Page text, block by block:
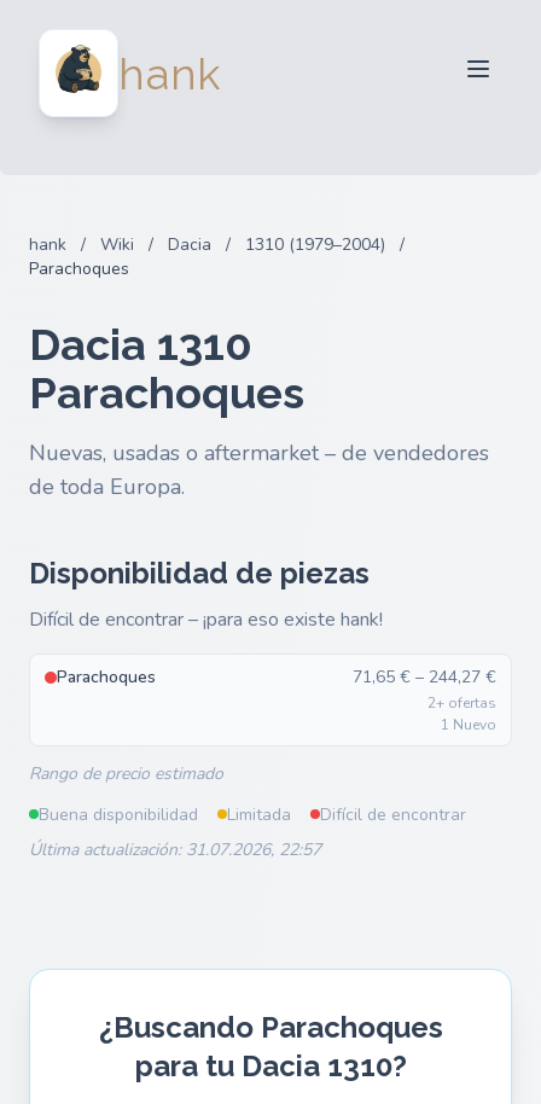
hankPara Compradores
Iniciar sesion
hank / Wiki / Dacia / 1310 (1979–2004)
/
Parachoques
Dacia 1310
Parachoques
Nuevas, usadas o aftermarket – de vendedores
de toda Europa.
Disponibilidad de piezas
Difícil de encontrar – ¡para eso existe hank!
Parachoques 71,65 € – 244,27 €
2+ ofertas
1 Nuevo
Rango de precio estimado
Buena disponibilidad
Limitada
Difícil de encontrar
Última actualización: 31.07.2026, 22:57
¿Buscando Parachoques
para tu Dacia 1310?